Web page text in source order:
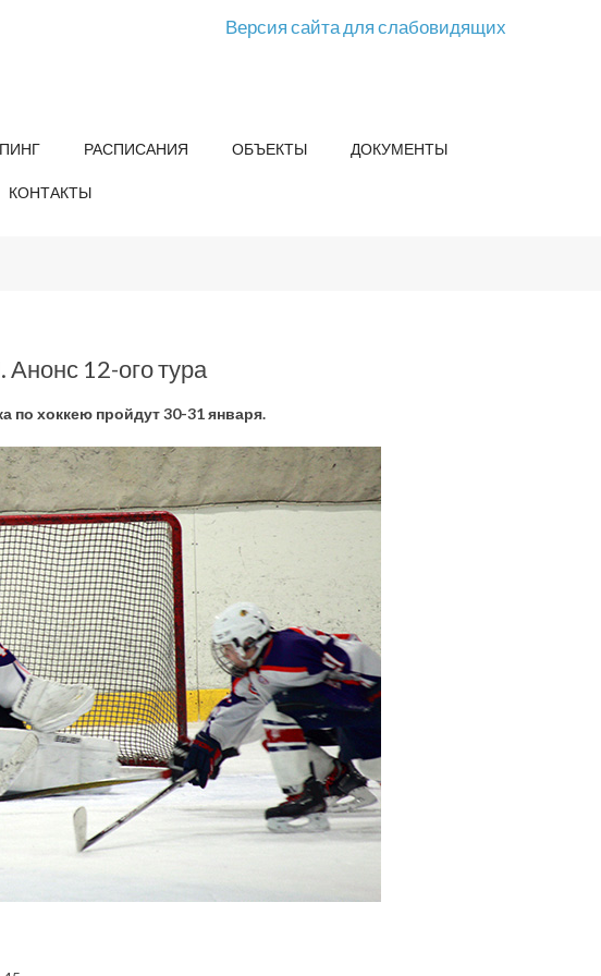
Версия сайта для слабовидящих
РАСПИСАНИЯ ОБЪЕКТЫ ДОКУМЕНТЫ
КОНТАКТЫ
12-ого тура
по хоккею пройдут 30-31 января.